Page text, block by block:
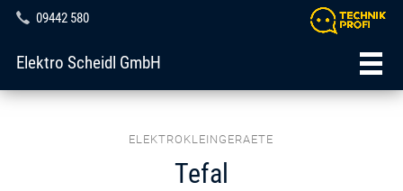
09442 580
Elektro Scheidl GmbH
ELEKTROKLEINGERAETE
Tefal